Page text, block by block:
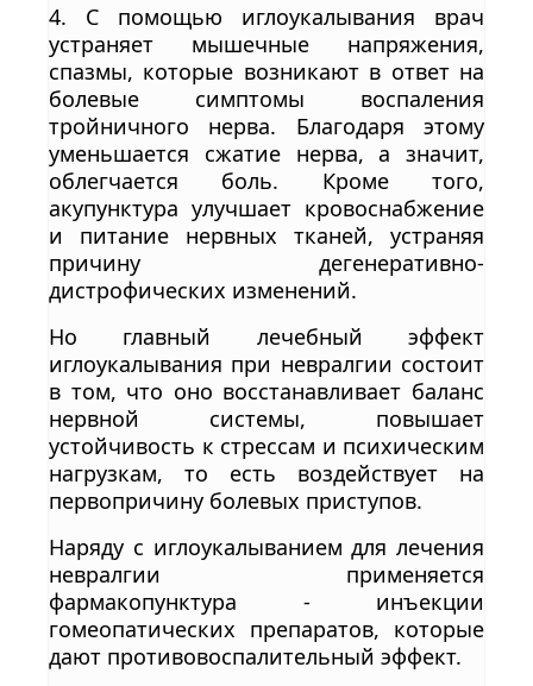
4. С помощью иглоукалывания врач
устраняет мышечные напряжения,
спазмы, которые возникают в ответ на
болевые симптомы воспаления
тройничного нерва. Благодаря этому
уменьшается сжатие нерва, а значит,
облегчается боль. Кроме того,
акупунктура улучшает кровоснабжение
и питание нервных тканей, устраняя
причину дегенеративно-
дистрофических изменений.
Но главный лечебный эффект
иглоукалывания при невралгии состоит
в том, что оно восстанавливает баланс
нервной системы, повышает
устойчивость к стрессам и психическим
нагрузкам, то есть воздействует на
первопричину болевых приступов.
Наряду с иглоукалыванием для лечения
невралгии применяется
фармакопунктура - инъекции
гомеопатических препаратов, которые
дают противовоспалительный эффект.